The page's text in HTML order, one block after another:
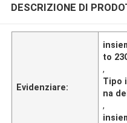
DESCRIZIONE DI
Evidenziare:
to
,
Tipo
na
,